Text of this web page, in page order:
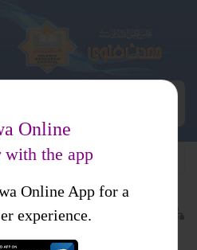
مالی معاملات
Online
with the app
Online App for a
experience.